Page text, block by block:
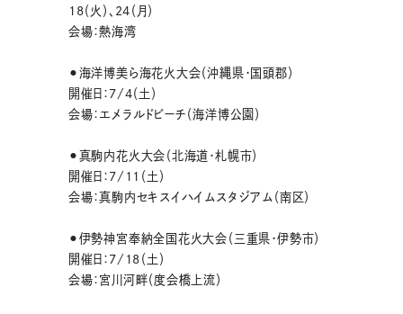
18（火）、24（月）
会場：熱海湾
⚫︎海洋博美ら海花火大会（沖縄県・国頭郡）
開催日：7/4（土）
会場：エメラルドビーチ（海洋博公園）
⚫︎真駒内花火大会（北海道・札幌市）
開催日：7/11（土）
会場：真駒内セキスイハイムスタジアム（南区）
⚫︎伊勢神宮奉納全国花火大会（三重県・伊勢市）
開催日：7/18（土）
会場：宮川河畔（度会橋上流）